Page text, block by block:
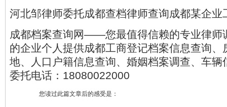
河北邹律师委托成都查档律师查询成都某企业
成都档案查询网——您最值得信赖的专业律师
的企业个人提供成都工商登记档案信息查询、
地、人口户籍信息查询、婚姻档案调查、车辆
委托电话：18080022000
您读过此篇文章后的感受是：